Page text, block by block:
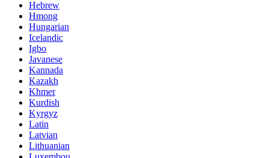
Hebrew
Hmong
Hungarian
Icelandic
Igbo
Javanese
Kannada
Kazakh
Khmer
Kurdish
Kyrgyz
Latin
Latvian
Lithuanian